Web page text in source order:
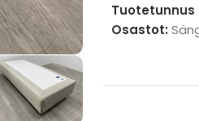
Tuotetunnus
Osastot: